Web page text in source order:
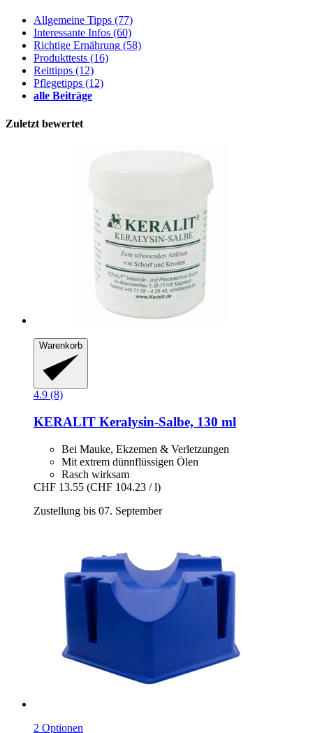
Allgemeine Tipps (77)
Interessante Infos (60)
Richtige Ernährung (58)
Produkttests (16)
Reittipps (12)
Pflegetipps (12)
alle Beiträge
Zuletzt bewertet
Warenkorb
4.9 (8)
KERALIT Keralysin-​Salbe, 130 ml
Bei Mauke, Ekzemen & Verletzungen
Mit extrem dünnflüssigen Ölen
Rasch wirksam
CHF 13.55 (CHF 104.23 / l)
Zustellung bis 07. September
2 Optionen